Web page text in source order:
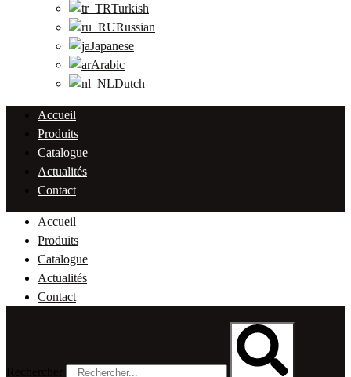
Turkish
Russian
Japanese
Arabic
Dutch
Accueil
Produits
Catalogue
Actualités
Contact
Accueil
Produits
Catalogue
Actualités
Contact